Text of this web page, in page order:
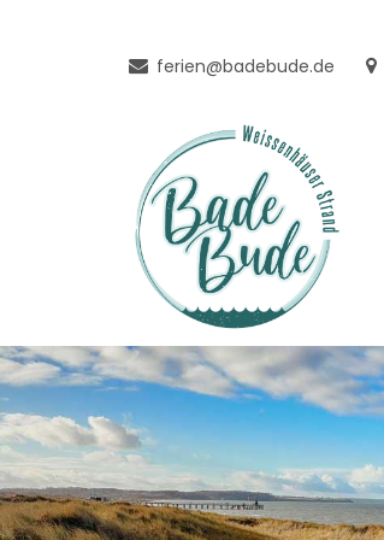
ferien@badebude.de